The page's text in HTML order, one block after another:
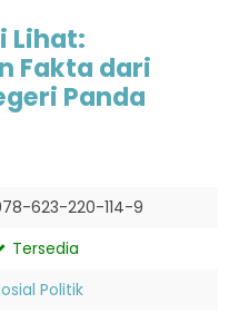
Lihat:
Fakta dari
Panda
623-220-114-9
Tersedia
Politik